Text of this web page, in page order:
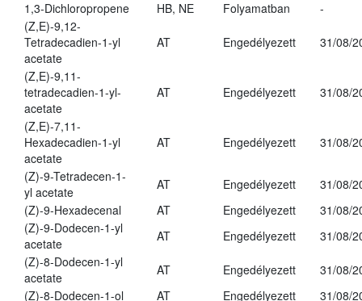
1,3-Dichloropropene HB, NE Folyamatban
-
(Z,E)-9,12-
Tetradecadien-1-yl
acetate
AT Engedélyezett 31/08/
(Z,E)-9,11-
tetradecadien-1-yl-
acetate
AT Engedélyezett 31/08/
(Z,E)-7,11-
Hexadecadien-1-yl
acetate
AT Engedélyezett 31/08/
(Z)-9-Tetradecen-1-
yl acetate
AT Engedélyezett
31/08/
(Z)-9-Hexadecenal
AT Engedélyezett
31/08/
(Z)-9-Dodecen-1-yl
acetate
AT Engedélyezett
31/08/
(Z)-8-Dodecen-1-yl
acetate
AT Engedélyezett
31/08/
(Z)-8-Dodecen-1-ol
AT Engedélyezett
31/08/